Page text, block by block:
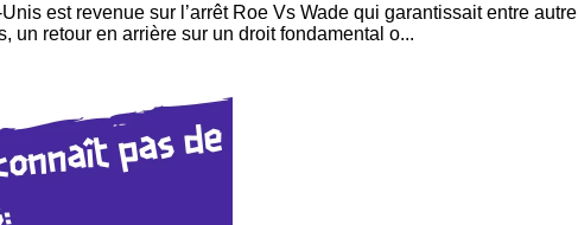
est revenue sur l’arrêt Roe Vs Wade qui garantissait entre autre
un retour en arrière sur un droit fondamental o...